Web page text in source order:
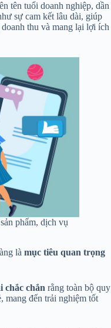
tên tuổi doanh nghiệp, dần
sự cam kết lâu dài, giúp
thu và mang lại lợi ích
phẩm, dịch vụ
là mục tiêu quan trọng
chắc chắn rằng toàn bộ quy
mang đến trải nghiệm tốt